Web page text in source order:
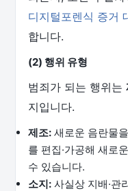
디지털포렌식 증거
합니다.
(2) 행위 유형
범죄가 되는 행위는
지입니다.
제조: 새로운 음란물
를 편집·가공해 새로
수 있습니다.
소지: 사실상 지배·관